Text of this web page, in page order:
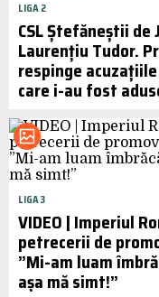
LIGA 2
CSL Ștefăneștii
Laurențiu Tudor.
respinge
care i-au fost
LIGA 3
VIDEO | Imperiul
petrecerii de
”Mi-am luam
așa mă simt!”